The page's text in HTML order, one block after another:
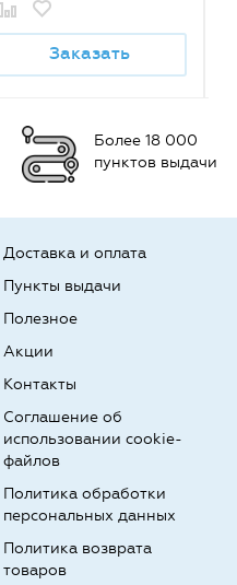
Заказать
Более 18 000
пунктов выдачи
Доставка и оплата
Пункты выдачи
Полезное
Акции
Контакты
Соглашение об
использовании cookie-
файлов
Политика обработки
персональных данных
Политика возврата
товаров